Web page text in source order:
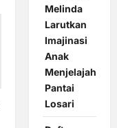
Melinda
Larutkan
Imajinasi
Anak
Menjelajah
Pantai
Losari